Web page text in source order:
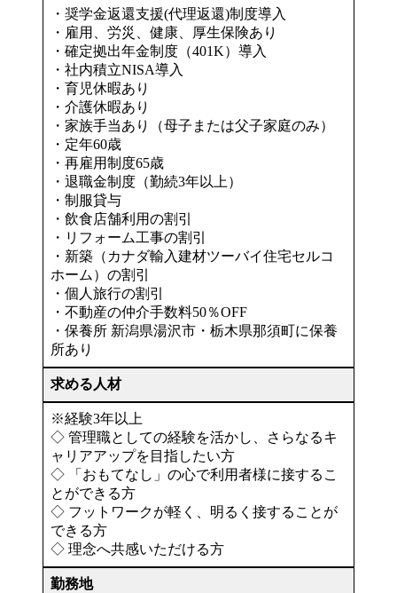
・奨学金返還支援(代理返還)制度導入
・雇用、労災、健康、厚生保険あり
・確定拠出年金制度（401K）導入
・社内積立NISA導入
・育児休暇あり
・介護休暇あり
・家族手当あり（母子または父子家庭のみ）
・定年60歳
・再雇用制度65歳
・退職金制度（勤続3年以上）
・制服貸与
・飲食店舗利用の割引
・リフォーム工事の割引
・新築（カナダ輸入建材ツーバイ住宅セルコ
ホーム）の割引
・個人旅行の割引
・不動産の仲介手数料50％OFF
・保養所 新潟県湯沢市・栃木県那須町に保養
所あり
求める人材
※経験3年以上
◇ 管理職としての経験を活かし、さらなるキ
ャリアアップを目指したい方
◇ 「おもてなし」の心で利用者様に接するこ
とができる方
◇ フットワークが軽く、明るく接することが
できる方
◇ 理念へ共感いただける方
勤務地